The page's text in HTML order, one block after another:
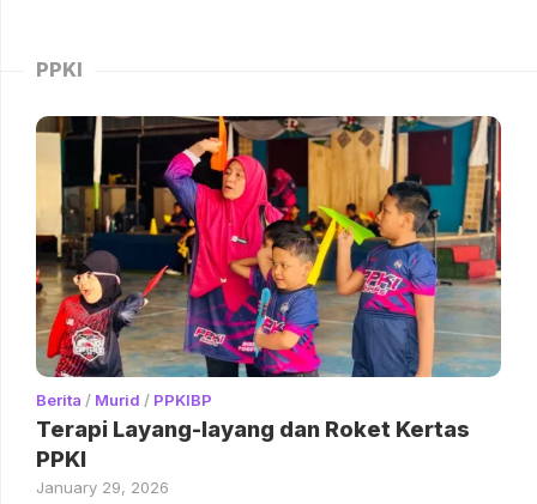
PPKI
Berita / Murid / PPKIBP
Terapi Layang-layang dan Roket Kertas
PPKI
January 29, 2026